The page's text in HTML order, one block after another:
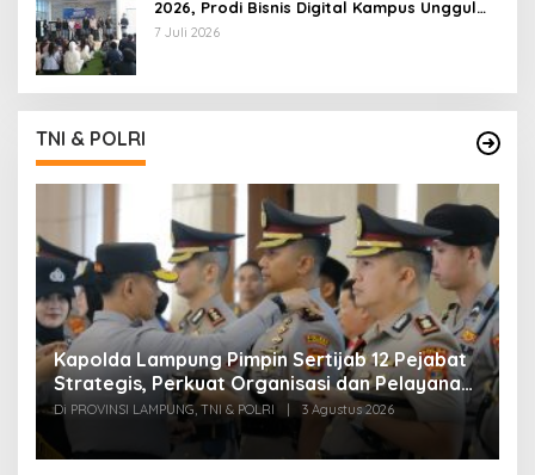
2026, Prodi Bisnis Digital Kampus Unggul
IIB Darmajaya Hadirkan Deretan
7 Juli 2026
TNI & POLRI
Kapolda Lampung Pimpin Sertijab 12 Pejabat
Strategis, Perkuat Organisasi dan Pelayanan
Polri Presisi
Di PROVINSI LAMPUNG, TNI & POLRI | 3 Agustus 2026